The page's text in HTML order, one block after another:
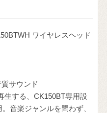
ワイヤレスヘッド
サウンド
生する、CK150BT専用設
音楽ジャンルを問わず、